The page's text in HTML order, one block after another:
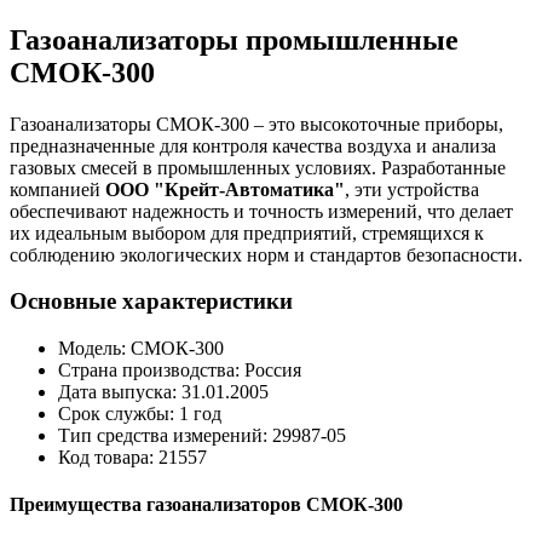
Газоанализаторы промышленные
СМОК-300
Газоанализаторы СМОК-300 – это высокоточные приборы,
предназначенные для контроля качества воздуха и анализа
газовых смесей в промышленных условиях. Разработанные
компанией ООО "Крейт-Автоматика", эти устройства
обеспечивают надежность и точность измерений, что делает
их идеальным выбором для предприятий, стремящихся к
соблюдению экологических норм и стандартов безопасности.
Основные характеристики
Модель: СМОК-300
Страна производства: Россия
Дата выпуска: 31.01.2005
Срок службы: 1 год
Тип средства измерений: 29987-05
Код товара: 21557
Преимущества газоанализаторов СМОК-300